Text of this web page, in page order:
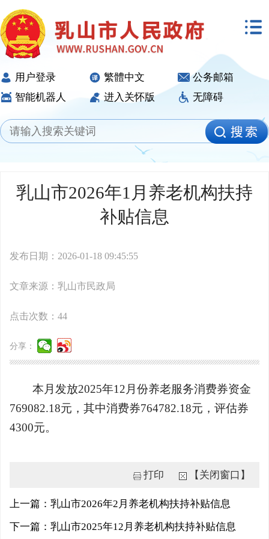
用户登录 繁體中文
公务邮箱
智能机器人
进入关怀版 无障碍
乳山市2026年1月养老机构扶持
补贴信息
发布日期：2026-01-18 09:45:55
文章来源：乳山市民政局
点击次数： 44
分享：
本月发放2025年12月份养老服务消费券资金
769082.18元，其中消费券764782.18元，评估券
4300元。
打印 【关闭窗口】
上一篇：乳山市2026年2月养老机构扶持补贴信息
下一篇：乳山市2025年12月养老机构扶持补贴信息